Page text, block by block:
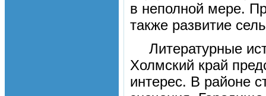
в неполной мере.
также развитие
Литературные
Холмский край
интерес. В районе